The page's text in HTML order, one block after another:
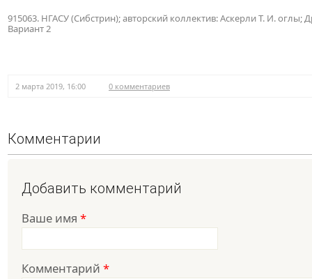
915063. НГАСУ (Сибстрин); авторский коллектив: Аскерли Т. И.
Вариант 2
2 марта 2019, 16:00 0 комментариев
Комментарии
Добавить комментарий
Ваше имя *
Комментарий *